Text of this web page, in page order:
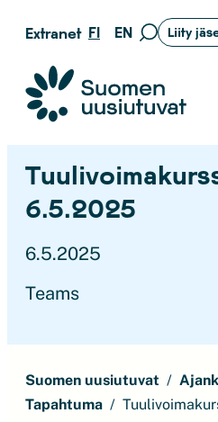
Siirry
sisältöön
Extranet FI EN
Siirry
Liity
Suomen uusiutuvat ry
6.5.2025
6.5.2025
Teams
Suomen uusiutuvat
Tapahtuma